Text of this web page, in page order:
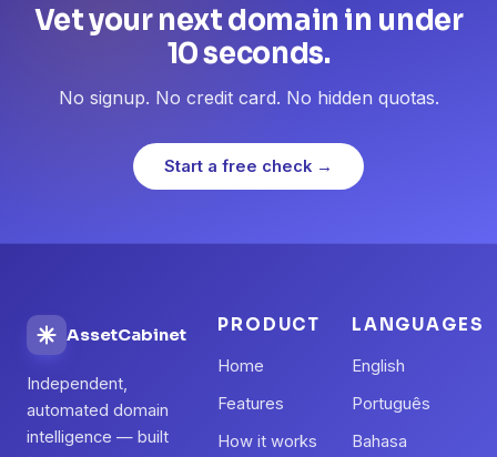
Vet your next domain in under
10 seconds.
No signup. No credit card. No hidden quotas.
Start a free check →
AssetCabinet
Independent,
automated domain
intelligence — built
PRODUCT
Home
Features
How it works
LANGUAGES
English
Português
Bahasa